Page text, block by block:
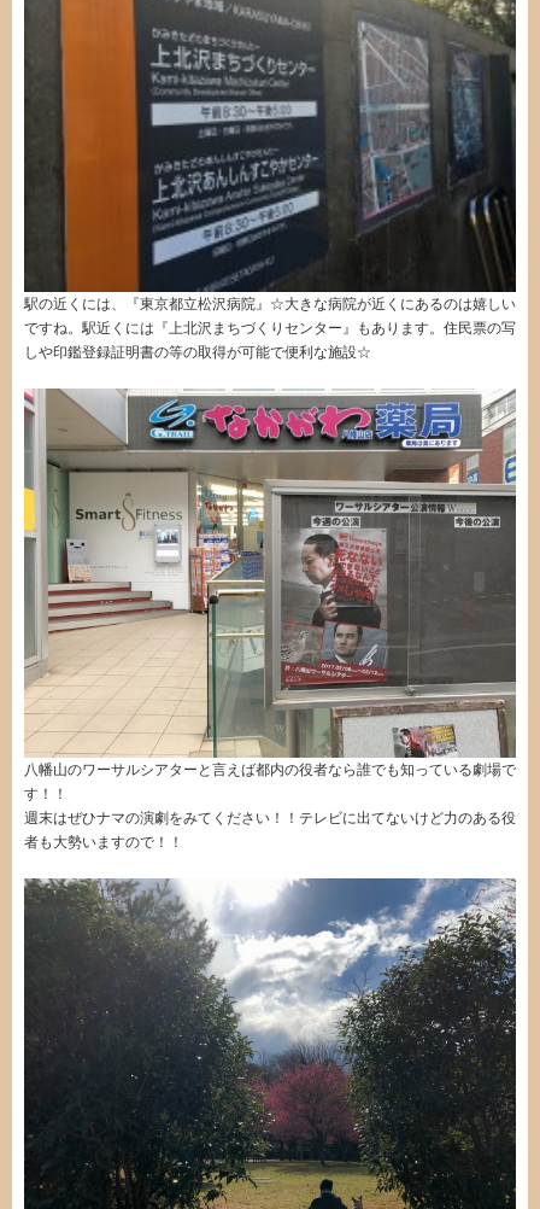
駅の近くには、『東京都立松沢病院』☆大きな病院が近くにあるのは嬉しい
ですね。駅近くには『上北沢まちづくりセンター』もあります。住民票の写
しや印鑑登録証明書の等の取得が可能で便利な施設☆
八幡山のワーサルシアターと言えば都内の役者なら誰でも知っている劇場で
す！！
週末はぜひナマの演劇をみてください！！テレビに出てないけど力のある役
者も大勢いますので！！